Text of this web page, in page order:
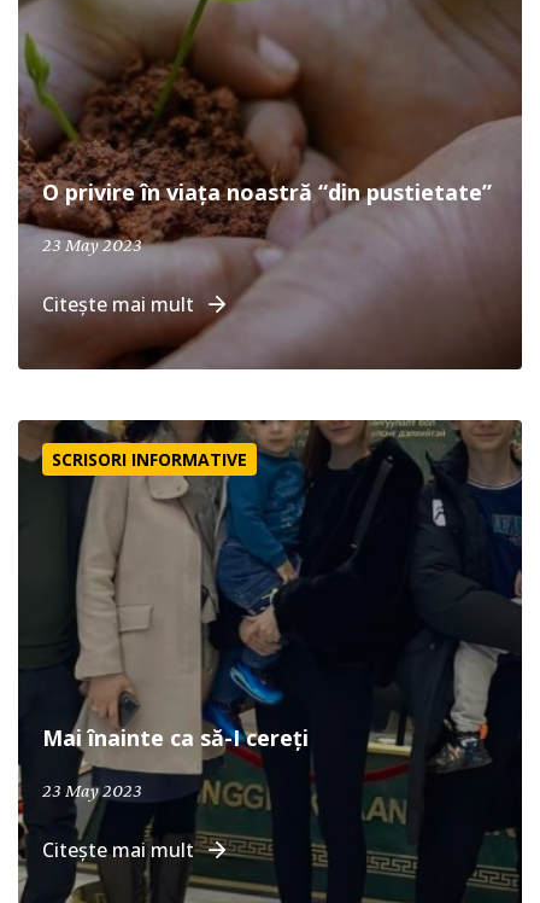
O privire în viața noastră “din pustietate”
23 May 2023April 19, 2024
Citește mai mult
Mai înainte ca să-I cereți
Mai înainte ca să-I cereți
SCRISORI INFORMATIVE
23 May 2023
Citește mai mult